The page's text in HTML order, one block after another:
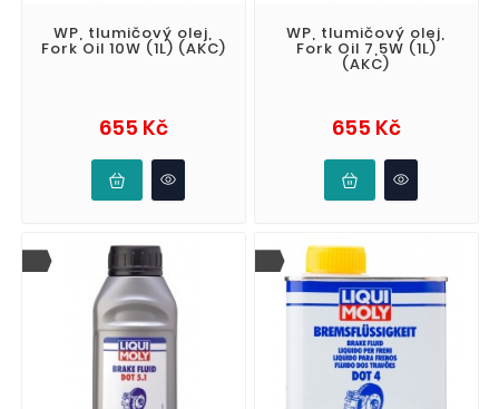
WP, tlumičový olej,
Fork Oil 10W (1L) (AKC)
655 KčCena
WP, tlumičový olej,
Fork Oil 7,5W (1L)
(AKC)
655 KčCena